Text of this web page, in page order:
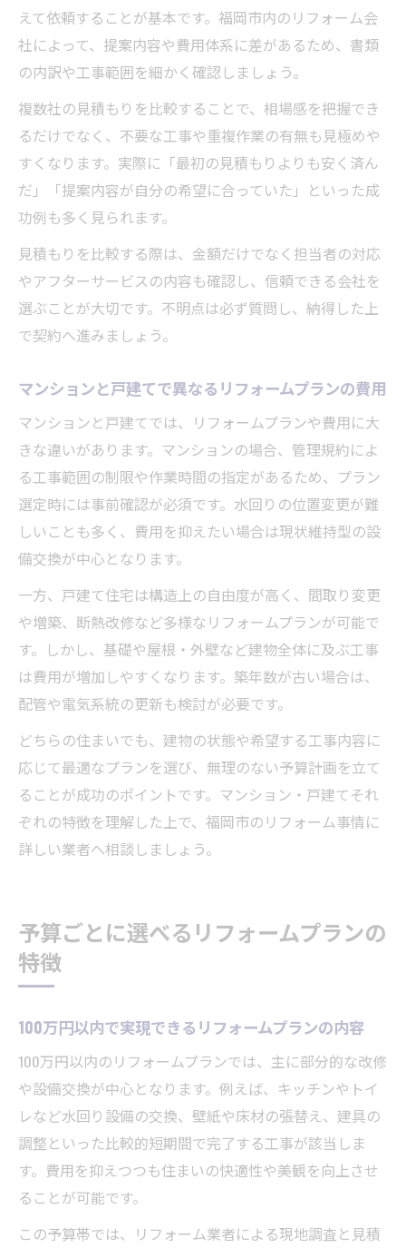
えて依頼することが基本です。福岡市内のリフォーム会
社によって、提案内容や費用体系に差があるため、書類
の内訳や工事範囲を細かく確認しましょう。
複数社の見積もりを比較することで、相場感を把握でき
るだけでなく、不要な工事や重複作業の有無も見極めや
すくなります。実際に「最初の見積もりよりも安く済ん
だ」「提案内容が自分の希望に合っていた」といった成
功例も多く見られます。
見積もりを比較する際は、金額だけでなく担当者の対応
やアフターサービスの内容も確認し、信頼できる会社を
選ぶことが大切です。不明点は必ず質問し、納得した上
で契約へ進みましょう。
マンションと戸建てで異なるリフォームプランの費用
マンションと戸建てでは、リフォームプランや費用に大
きな違いがあります。マンションの場合、管理規約によ
る工事範囲の制限や作業時間の指定があるため、プラン
選定時には事前確認が必須です。水回りの位置変更が難
しいことも多く、費用を抑えたい場合は現状維持型の設
備交換が中心となります。
一方、戸建て住宅は構造上の自由度が高く、間取り変更
や増築、断熱改修など多様なリフォームプランが可能で
す。しかし、基礎や屋根・外壁など建物全体に及ぶ工事
は費用が増加しやすくなります。築年数が古い場合は、
配管や電気系統の更新も検討が必要です。
どちらの住まいでも、建物の状態や希望する工事内容に
応じて最適なプランを選び、無理のない予算計画を立て
ることが成功のポイントです。マンション・戸建てそれ
ぞれの特徴を理解した上で、福岡市のリフォーム事情に
詳しい業者へ相談しましょう。
予算ごとに選べるリフォームプランの
特徴
100万円以内で実現できるリフォームプランの内容
100万円以内のリフォームプランでは、主に部分的な改修
や設備交換が中心となります。例えば、キッチンやトイ
レなど水回り設備の交換、壁紙や床材の張替え、建具の
調整といった比較的短期間で完了する工事が該当しま
す。費用を抑えつつも住まいの快適性や美観を向上させ
ることが可能です。
この予算帯では、リフォーム業者による現地調査と見積